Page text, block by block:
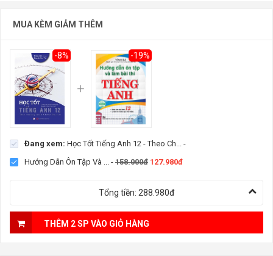
MUA KÈM GIẢM THÊM
-8% -19%
Đang xem: Học Tốt Tiếng Anh 12 - Theo Ch... -
Hướng Dẫn Ôn Tập Và ... - 158.000đ 127.980đ
Tổng tiền: 288.980đ
THÊM 2 SP VÀO GIỎ HÀNG